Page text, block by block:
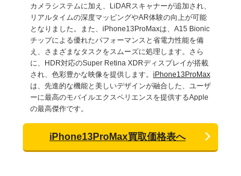
カメラシステムに加え、LiDARスキャナーが追加され、
リアルタイムの深度マッピングやAR体験の向上が可能
となりました。また、iPhone13ProMaxは、A15 Bionic
チップによる優れたパフォーマンスと省電力性能を備
え、さまざまなタスクをスムーズに処理します。さら
に、HDR対応のSuper Retina XDRディスプレイが搭載
され、色彩豊かな映像を提供します。 iPhone13ProMax
は、先進的な機能と美しいデザインが融合した、ユーザ
ーに最高のモバイルエクスペリエンスを提供するApple
の最高傑作です。
iPhone13ProMax買取価格表へ